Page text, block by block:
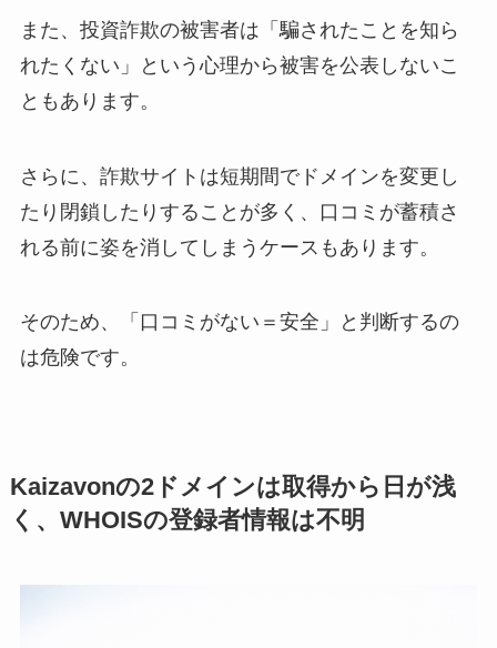
また、投資詐欺の被害者は「騙されたことを知ら
れたくない」という心理から被害を公表しないこ
ともあります。
さらに、詐欺サイトは短期間でドメインを変更し
たり閉鎖したりすることが多く、口コミが蓄積さ
れる前に姿を消してしまうケースもあります。
そのため、「口コミがない＝安全」と判断するの
は危険です。
Kaizavonの2ドメインは取得から日が浅
く、WHOISの登録者情報は不明